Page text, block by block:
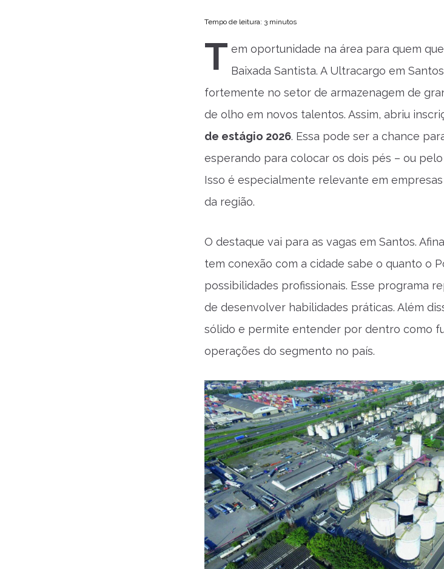
Tempo de leitura: 3 minutos
T em oportunidade na área para quem
Baixada Santista. A Ultracargo em
fortemente no setor de armazenagem de
de olho em novos talentos. Assim, abriu
de estágio 2026. Essa pode ser a chance
esperando para colocar os dois pés – ou
Isso é especialmente relevante em
da região.
O destaque vai para as vagas em Santos.
tem conexão com a cidade sabe o quanto o
possibilidades profissionais. Esse programa
de desenvolver habilidades práticas. Além
sólido e permite entender por dentro como
operações do segmento no país.